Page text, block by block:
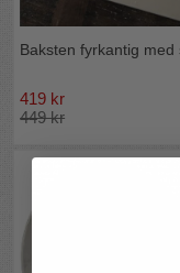
Baksten fyrkantig med
419 kr
449 kr